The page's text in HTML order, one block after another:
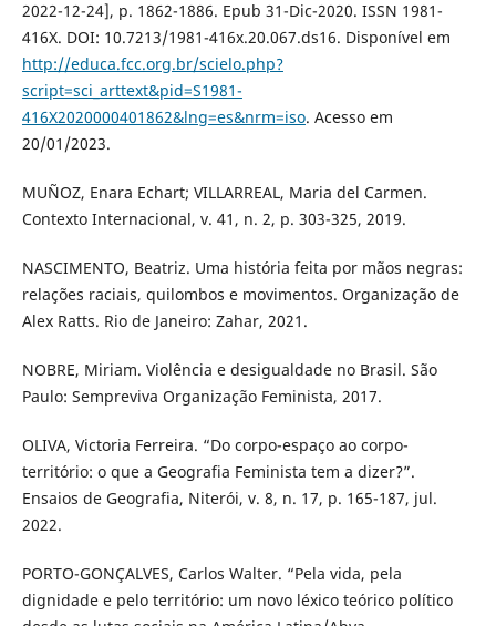
2022-12-24], p. 1862-1886. Epub 31-Dic-2020. ISSN 1981-
416X. DOI: 10.7213/1981-416x.20.067.ds16. Disponível em
http://educa.fcc.org.br/scielo.php?
script=sci_arttext&pid=S1981-
416X2020000401862&lng=es&nrm=iso. Acesso em
20/01/2023.
MUÑOZ, Enara Echart; VILLARREAL, Maria del Carmen.
Contexto Internacional, v. 41, n. 2, p. 303-325, 2019.
NASCIMENTO, Beatriz. Uma história feita por mãos negras:
relações raciais, quilombos e movimentos. Organização de
Alex Ratts. Rio de Janeiro: Zahar, 2021.
NOBRE, Miriam. Violência e desigualdade no Brasil. São
Paulo: Sempreviva Organização Feminista, 2017.
OLIVA, Victoria Ferreira. “Do corpo-espaço ao corpo-
território: o que a Geografia Feminista tem a dizer?”.
Ensaios de Geografia, Niterói, v. 8, n. 17, p. 165-187, jul.
2022.
PORTO-GONÇALVES, Carlos Walter. “Pela vida, pela
dignidade e pelo território: um novo léxico teórico político